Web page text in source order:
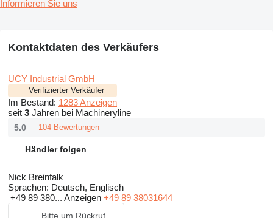
Informieren Sie uns
Kontaktdaten des Verkäufers
UCY Industrial GmbH
Verifizierter Verkäufer
Im Bestand: 1283 Anzeigen
seit 3 Jahren bei Machineryline
5.0 104 Bewertungen
Händler folgen
Nick Breinfalk
Sprachen: Deutsch, Englisch
+49 89 380... Anzeigen +49 89 38031644
Bitte um Rückruf